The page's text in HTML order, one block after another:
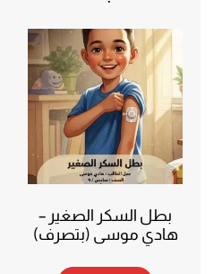
بطل السكر الصغير –
هادي موسى (بتصرف)